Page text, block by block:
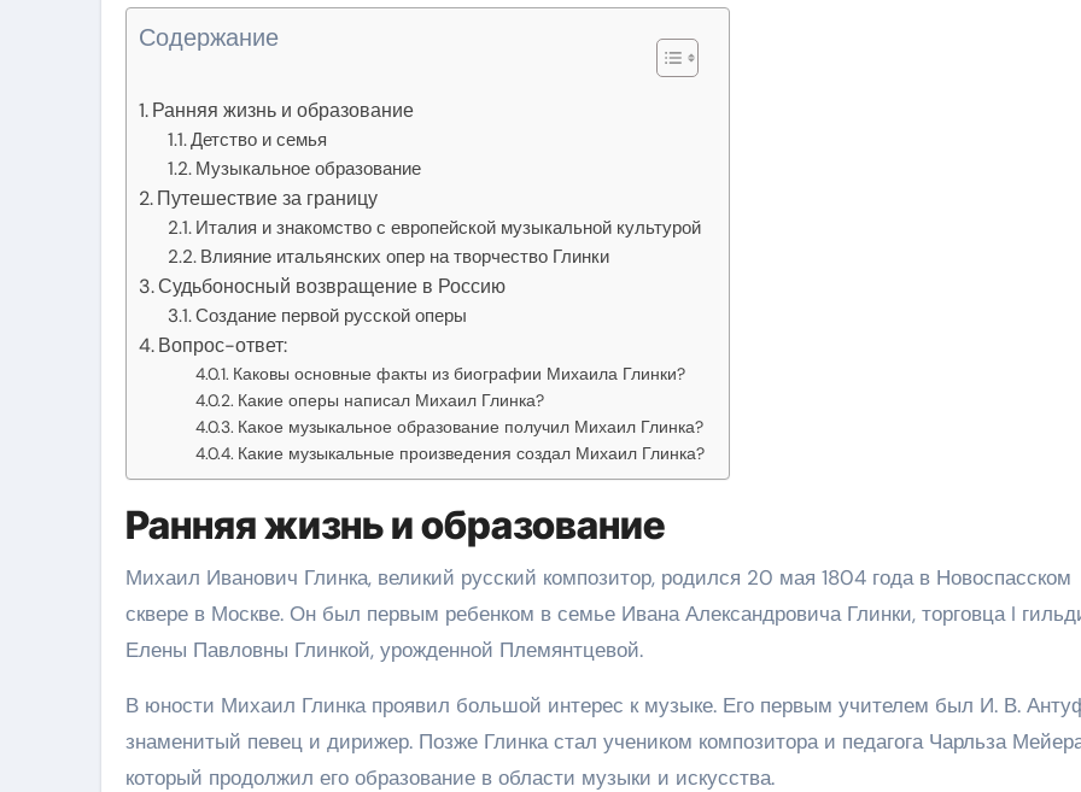
Содержание
Ранняя жизнь и образование
Детство и семья
Музыкальное образование
Путешествие за границу
Италия и знакомство с европейской музыкальной культурой
Влияние итальянских опер на творчество Глинки
Судьбоносный возвращение в Россию
Создание первой русской оперы
Вопрос-ответ:
Каковы основные факты из биографии Михаила Глинки?
Какие оперы написал Михаил Глинка?
Какое музыкальное образование получил Михаил Глинка?
Какие музыкальные произведения создал Михаил Глинка?
Ранняя жизнь и образование
Михаил Иванович Глинка, великий русский композитор, родился 20 мая 1804 года в Новоспасском
сквере в Москве. Он был первым ребенком в семье Ивана Александровича Глинки, торговца I
Елены Павловны Глинкой, урожденной Племянтцевой.
В юности Михаил Глинка проявил большой интерес к музыке. Его первым учителем был И. В.
знаменитый певец и дирижер. Позже Глинка стал учеником композитора и педагога Чарльза
который продолжил его образование в области музыки и искусства.